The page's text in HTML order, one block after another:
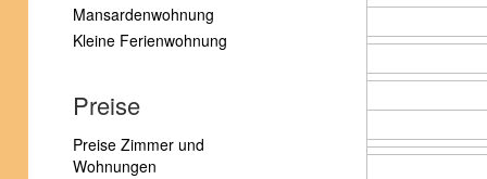
Mansardenwohnung
Kleine Ferienwohnung
Preise
Preise Zimmer und
Wohnungen